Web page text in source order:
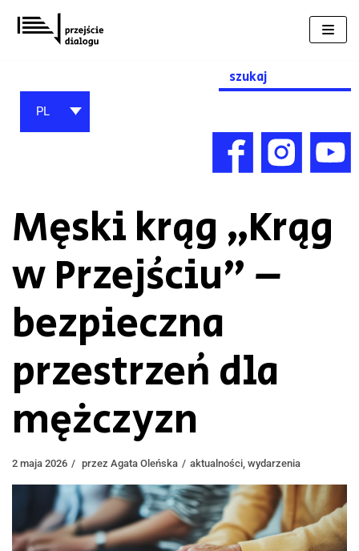
Przejdź
do
Search
for:
PL
Męski krąg „Krąg
w Przejściu” –
bezpieczna
przestrzeń dla
mężczyzn
2 maja 2026 przez Agata Oleńska aktualności wydarzenia